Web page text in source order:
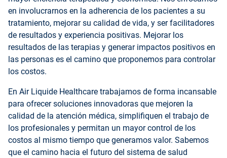
en involucrarnos en la adherencia de los pacientes a su
tratamiento, mejorar su calidad de vida, y ser facilitadores
de resultados y experiencia positivas. Mejorar los
resultados de las terapias y generar impactos positivos en
las personas es el camino que proponemos para controlar
los costos.
En Air Liquide Healthcare trabajamos de forma incansable
para ofrecer soluciones innovadoras que mejoren la
calidad de la atención médica, simplifiquen el trabajo de
los profesionales y permitan un mayor control de los
costos al mismo tiempo que generamos valor. Sabemos
que el camino hacia el futuro del sistema de salud